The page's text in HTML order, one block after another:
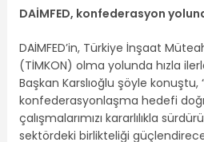
DAİMFED, konfederasyon
DAİMFED’in, Türkiye İnşaat
(TİMKON) olma yolunda hızla
Başkan Karslıoğlu şöyle konuştu,
konfederasyonlaşma hedefi
çalışmalarımızı kararlılıkla
sektördeki birlikteliği